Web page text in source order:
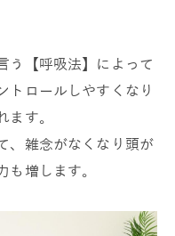
う【呼吸法】によって
トロールしやすくなり
す。
、雑念がなくなり頭が
増します。